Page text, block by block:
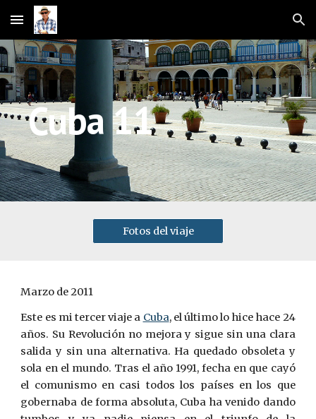
Skip to main content Skip to navigation
Cuba 11
Fotos del viaje
Marzo de 2011
Este es mi tercer viaje a Cuba, el último lo hice hace 24
años. Su Revolución no mejora y sigue sin una clara
salida y sin una alternativa. Ha quedado obsoleta y
sola en el mundo. Tras el año 1991, fecha en que cayó
el comunismo en casi todos los países en los que
gobernaba de forma absoluta, Cuba ha venido dando